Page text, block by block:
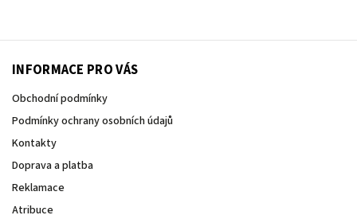
INFORMACE PRO VÁS
Obchodní podmínky
Podmínky ochrany osobních údajů
Kontakty
Doprava a platba
Reklamace
Atribuce